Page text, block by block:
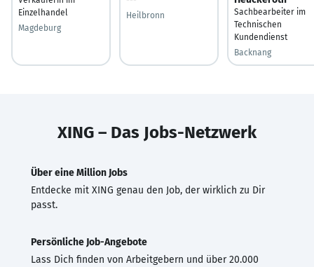
Einzelhandel
Magdeburg
Heilbronn
Sachbearbeiter im
Technischen
Kundendienst
Backnang
XING – Das Jobs-Netzwerk
Über eine Million Jobs
Entdecke mit XING genau den Job, der wirklich zu Dir
passt.
Persönliche Job-Angebote
Lass Dich finden von Arbeitgebern und über 20.000